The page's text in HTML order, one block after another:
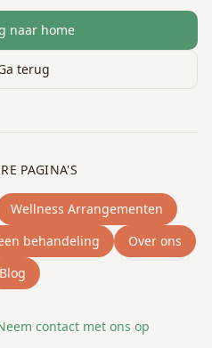
naar home
terug
PAGINA'S
Wellness Arrangementen
behandeling
Over ons
Blog
contact met ons op